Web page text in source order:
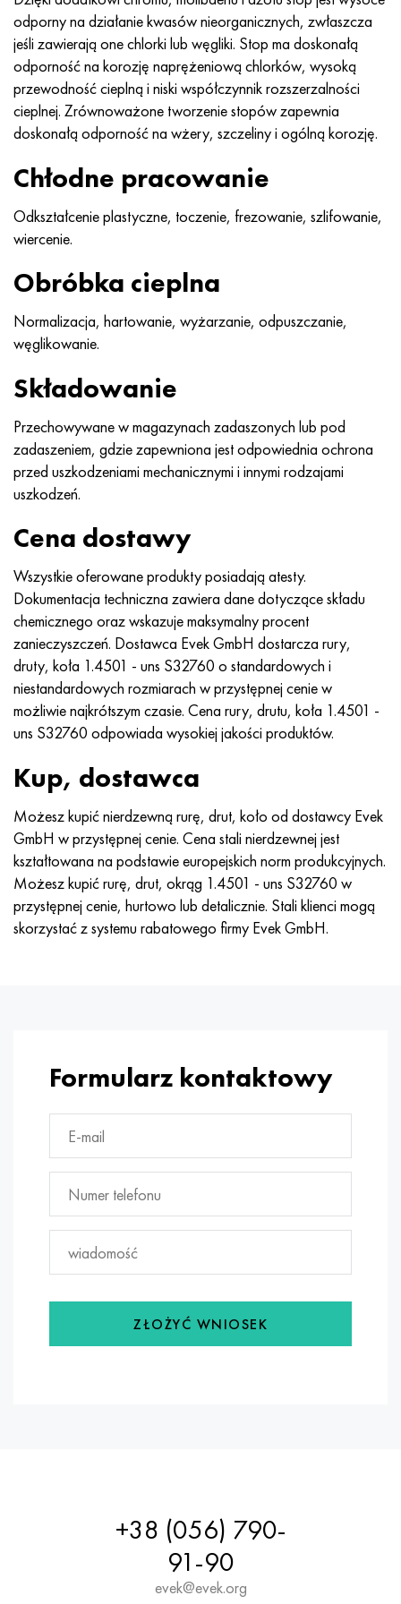
odporny na działanie kwasów nieorganicznych, zwłaszcza
jeśli zawierają one chlorki lub węgliki. Stop ma doskonałą
odporność na korozję naprężeniową chlorków, wysoką
przewodność cieplną i niski współczynnik rozszerzalności
cieplnej. Zrównoważone tworzenie stopów zapewnia
doskonałą odporność na wżery, szczeliny i ogólną korozję.
Chłodne pracowanie
Odkształcenie plastyczne, toczenie, frezowanie, szlifowanie,
wiercenie.
Obróbka cieplna
Normalizacja, hartowanie, wyżarzanie, odpuszczanie,
węglikowanie.
Składowanie
Przechowywane w magazynach zadaszonych lub pod
zadaszeniem, gdzie zapewniona jest odpowiednia ochrona
przed uszkodzeniami mechanicznymi i innymi rodzajami
uszkodzeń.
Cena dostawy
Wszystkie oferowane produkty posiadają atesty.
Dokumentacja techniczna zawiera dane dotyczące składu
chemicznego oraz wskazuje maksymalny procent
zanieczyszczeń. Dostawca Evek GmbH dostarcza rury,
druty, koła 1.4501 - uns S32760 o standardowych i
niestandardowych rozmiarach w przystępnej cenie w
możliwie najkrótszym czasie. Cena rury, drutu, koła 1.4501 -
uns S32760 odpowiada wysokiej jakości produktów.
Kup, dostawca
Możesz kupić nierdzewną rurę, drut, koło od dostawcy Evek
GmbH w przystępnej cenie. Cena stali nierdzewnej jest
kształtowana na podstawie europejskich norm produkcyjnych.
Możesz kupić rurę, drut, okrąg 1.4501 - uns S32760 w
przystępnej cenie, hurtowo lub detalicznie. Stali klienci mogą
skorzystać z systemu rabatowego firmy Evek GmbH.
Formularz kontaktowy
ZŁOŻYĆ WNIOSEK
+38 (056) 790-
91-90
evek@evek.org
MP159
Multimet n155
Nikrofer 5923 HMO
Nicrofer 6030
Nitronik 40
Nitronik 50
Nitronika 60
Nitronik 75
Nimonic 263
Haynesa 25
Haynesa 188
Haynesa 230
Hastelloy b2
Hastelloy b3
Hastelloy c4
Hastelloy c22
Hastelloy C-276
Hastelloy C2000
Hastelloy 3
56DGNH
68NKhVKTYu
79NM, Magnifer 7904
80 mil morskich
80NMV-VI
80NHS
81HMA
Rodzaje stopów precyzyjnych
HN73MBTYu
XN70YU
HN75MBTYu
XN75TBYu
XN77TYu
XN77TYUR
ХН78Т
HN80TBY
5B
TL5
NA 6
TS-6
14 tytan
SP-17
40 tytanu
1.4567 - AISI 304Cu
1.4570-aisi303Cu
1.4574 - Stop PH 15-7 Mo®
1.4580 - AISI 316Cb
1.4597 - AISI 204Cu
Stop 28 - 1.4563
Stop 31 - 1.4562
Stop 254smo® - 1.4547
AM-355 - poprawka 5547
Custom 450® - bez S45000
Grecki Ascoloy 418
Rura odporna na korozję
15X16H2AM
18X11MNFB
18X12VMBFR
20X12VNMF
20Х3MFW
21NKMT
37X12N8G8MFB
40X10X2M
50X14MF
65X13
90X18MF
95X18
30X, AISI 5130, 30 godz
30hg, 30hg
30hgsa, 30hgsa
30hgsn2a, 30hgsna
30xn2ma, 30CrNiMo8
30хн3а, 31nicr14
34khn3ma, 36NiCrMo16, 35NiCrMo16
35hg, 35hg
38x2n2ma, 34CrNiMo6, 40NiCrMo7
40hn2ma, 34CrNiMo4, 36hnm
38h, 37h
38XA, 37Cr4, AISI 5135
38HN3MFA, 35nicrmov12-5
40G, 40Mn4, AISI 1035
38XM, 42CrMo4, AISI 1.7225
40ХН, 36NiCr6, AISI 3135
40XFA, 1.7223, AISI 4142
45X, 45h, 1,7035
45HN2MFA, k2425, 45hnmf